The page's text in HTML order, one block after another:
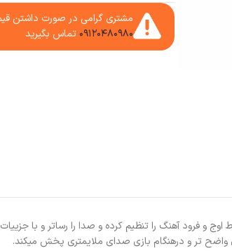
مشتری گرامی در صورت داشتن
۰۹۱۲۰۴۸۰۹۸۰ تماس بگیرید
تر و درهنگام بازی صدای ملایم­تری پخش می­کند.